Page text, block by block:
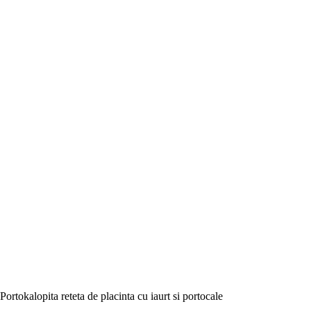
Portokalopita reteta de placinta cu iaurt si portocale